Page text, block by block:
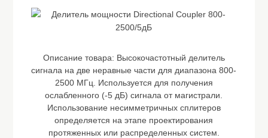
Описание товара: Высокочастотный делитель
сигнала на две неравные части для диапазона 800-
2500 МГц. Используется для получения
ослабленного (-5 дБ) сигнала от магистрали.
Использование несимметричных сплитеров
определяется на этапе проектирования
протяженных или распределенных систем.